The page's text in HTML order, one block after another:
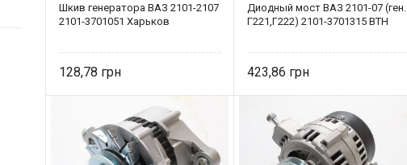
Шкив генератора ВАЗ 2101-2107
2101-3701051 Харьков
128,78
Диодный мост ВАЗ 2101-07 (ген.
Г221,Г222) 2101-3701315 ВТН
423,86